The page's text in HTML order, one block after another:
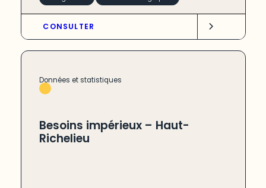
CONSULTER
Données et statistiques
Besoins impérieux – Haut-
Richelieu